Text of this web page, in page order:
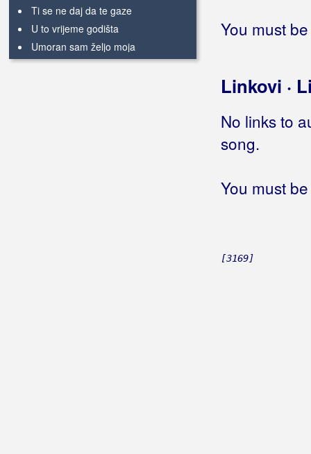
Ti se ne daj da te gaze
U to vrijeme godišta
Umoran sam željo moja
Za tobom moje srce žudi
You must
Linkovi ·
No links to
song.
You must
[3169]